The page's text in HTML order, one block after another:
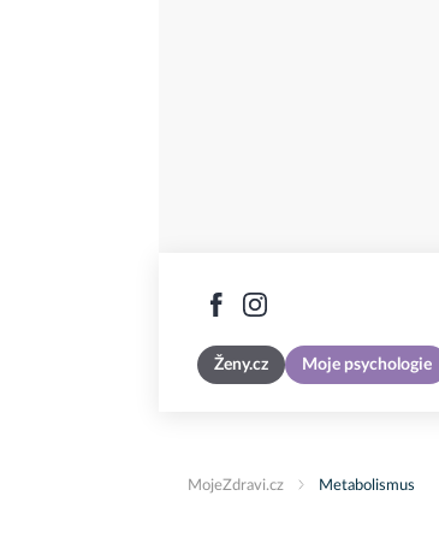
Ženy.cz Moje psychologie
MojeZdravi.cz Metabolismus